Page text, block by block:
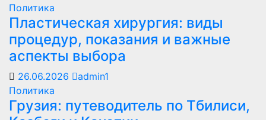
Политика
Пластическая хирургия: виды
процедур, показания и важные
аспекты выбора
26.06.2026
admin1
Политика
Грузия: путеводитель по Тбилиси,